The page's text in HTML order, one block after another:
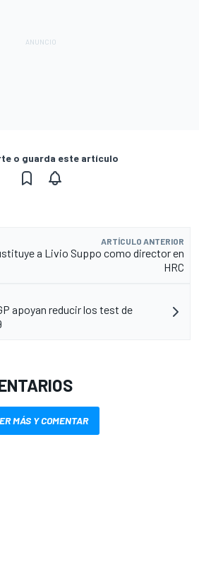
o guarda este artículo
ARTÍCULO ANTERIOR
a Livio Suppo como director en
HRC
apoyan reducir los test de
MÁS Y COMENTAR